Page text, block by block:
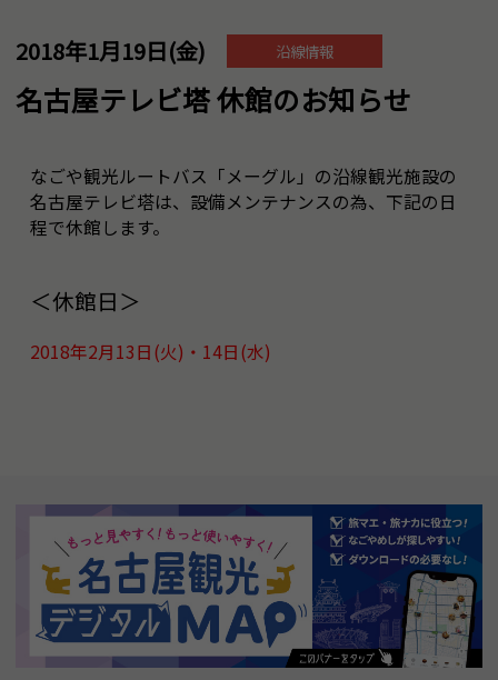
2018年1月19日(金) 沿線情報
名古屋テレビ塔 休館のお知らせ
なごや観光ルートバス「メーグル」の沿線観光施設の
名古屋テレビ塔は、設備メンテナンスの為、下記の日
程で休館します。
＜休館日＞
2018年2月13日(火)・14日(水)